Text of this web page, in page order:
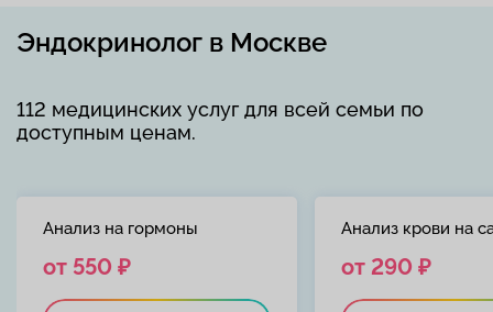
Эндокринолог в Москве
112 медицинских услуг для всей семьи по
доступным ценам.
Анализ на гормоны
от 550 ₽
Анализ крови на
от 290 ₽